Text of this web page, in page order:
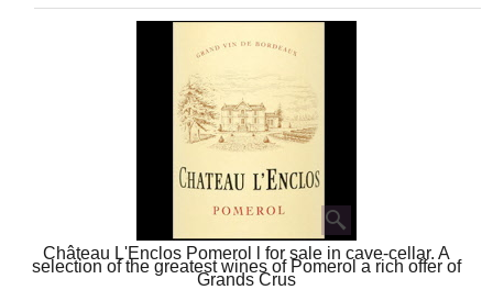
Château L'Enclos Pomerol l for sale in cave-cellar. A
selection of the greatest wines of Pomerol a rich offer of
Grands Crus